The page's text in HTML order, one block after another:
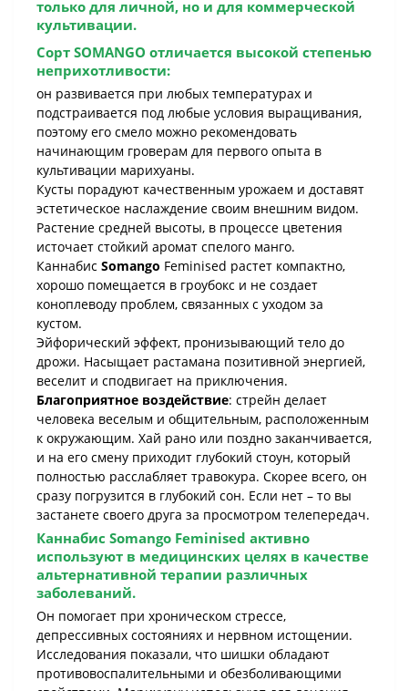
только для личной, но и для коммерческой
культивации.
Сорт SOMANGO отличается высокой степенью
неприхотливости:
он развивается при любых температурах и
подстраивается под любые условия выращивания,
поэтому его смело можно рекомендовать
начинающим гроверам для первого опыта в
культивации марихуаны.
Кусты порадуют качественным урожаем и доставят
эстетическое наслаждение своим внешним видом.
Растение средней высоты, в процессе цветения
источает стойкий аромат спелого манго.
Каннабис Somango Feminised растет компактно,
хорошо помещается в гроубокс и не создает
коноплеводу проблем, связанных с уходом за
кустом.
Эйфорический эффект, пронизывающий тело до
дрожи. Насыщает растамана позитивной энергией,
веселит и сподвигает на приключения.
Благоприятное воздействие: стрейн делает
человека веселым и общительным, расположенным
к окружающим. Хай рано или поздно заканчивается,
и на его смену приходит глубокий стоун, который
полностью расслабляет травокура. Скорее всего, он
сразу погрузится в глубокий сон. Если нет – то вы
застанете своего друга за просмотром телепередач.
Каннабис Somango Feminised активно
используют в медицинских целях в качестве
альтернативной терапии различных
заболеваний.
Он помогает при хроническом стрессе,
депрессивных состояниях и нервном истощении.
Исследования показали, что шишки обладают
противовоспалительными и обезболивающими